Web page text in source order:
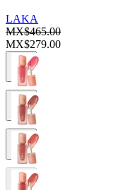
LAKA
MX$465.00
MX$279.00